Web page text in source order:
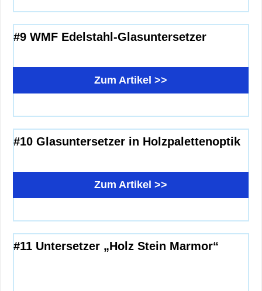
#9 WMF Edelstahl-Glasuntersetzer
Zum Artikel >>
#10 Glasuntersetzer in Holzpalettenoptik
Zum Artikel >>
#11 Untersetzer „Holz Stein Marmor“